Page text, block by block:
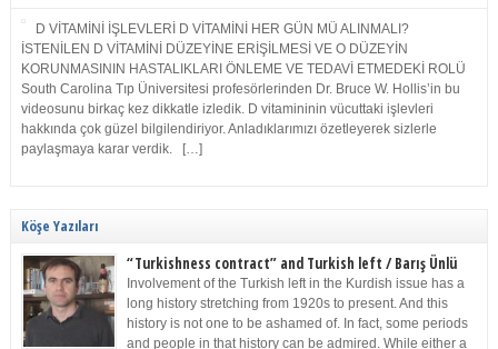
D VİTAMİNİ İŞLEVLERİ D VİTAMİNİ HER GÜN MÜ ALINMALI?
İSTENİLEN D VİTAMİNİ DÜZEYİNE ERİŞİLMESİ VE O DÜZEYİN
KORUNMASININ HASTALIKLARI ÖNLEME VE TEDAVİ ETMEDEKİ ROLÜ
South Carolina Tıp Üniversitesi profesörlerinden Dr. Bruce W. Hollis’in bu
videosunu birkaç kez dikkatle izledik. D vitamininin vücuttaki işlevleri
hakkında çok güzel bilgilendiriyor. Anladıklarımızı özetleyerek sizlerle
paylaşmaya karar verdik. […]
Köşe Yazıları
“Turkishness contract” and Turkish left / Barış Ünlü
Involvement of the Turkish left in the Kurdish issue has a
long history stretching from 1920s to present. And this
history is not one to be ashamed of. In fact, some periods
and people in that history can be admired. While either a